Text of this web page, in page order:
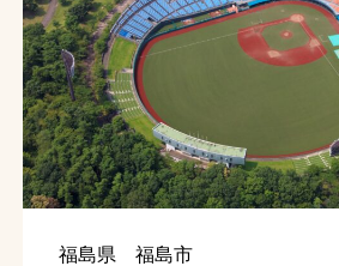
福島県 福島市